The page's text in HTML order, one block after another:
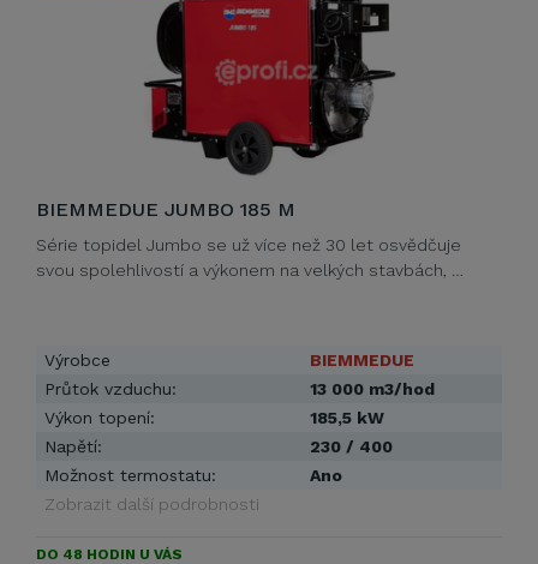
BIEMMEDUE JUMBO 185 M
Série topidel Jumbo se už více než 30 let osvědčuje
svou spolehlivostí a výkonem na velkých stavbách, …
Výrobce
BIEMMEDUE
Průtok vzduchu:
13 000 m3/hod
Výkon topení:
185,5 kW
Napětí:
230 / 400
Možnost termostatu:
Ano
Zobrazit další podrobnosti
DO 48 HODIN U VÁS